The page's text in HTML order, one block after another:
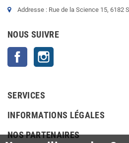
Addresse : Rue de la Science 15, 6182
NOUS SUIVRE
Facebook
SERVICES
INFORMATIONS LÉGALES
NOS PARTENAIRES